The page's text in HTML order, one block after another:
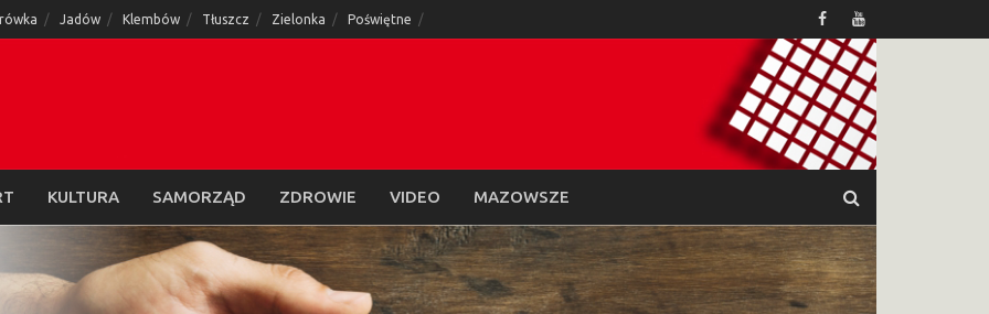
Jadów Klembów Tłuszcz Zielonka Poświętne
KULTURA SAMORZĄD ZDROWIE VIDEO MAZOWSZE